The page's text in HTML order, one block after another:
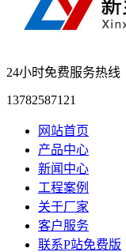
24小时免费服务热线
13782587121
网站首页
产品中心
新闻中心
工程案例
关于厂家
客户服务
联系P站免费版